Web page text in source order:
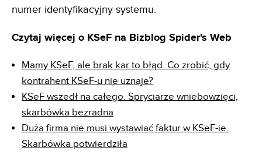
numer identyfikacyjny systemu.
Czytaj więcej o KSeF na Bizblog Spider's Web
Mamy KSeF, ale brak kar to błąd. Co zrobić, gdy
kontrahent KSeF-u nie uznaje?
KSeF wszedł na całego. Spryciarze wniebowzięci,
skarbówka bezradna
Duża firma nie musi wystawiać faktur w KSeF-ie.
Skarbówka potwierdziła